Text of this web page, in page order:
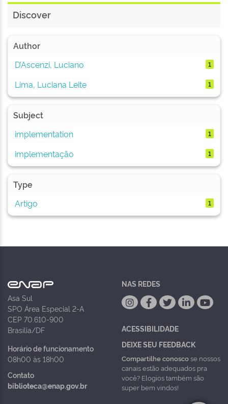
Discover
Author
D’Ascenzi, Luciano
1
Lima, Luciana Leite 1
Subject
implementation
1
implementação 1
Type
Artigo
1
Asa Sul
SPO Área Especial 2-A
CEP 70.610-900
Brasília/DF
Horário de funcionamento
08h00 às 18h00
Contato
biblioteca@enap.gov.br
NAS REDES
ACESSIBILIDADE
DEIXE SEU FEEDBACK
Compartilhe conoscose nossos
canais estão adequados pra
você? Elogios também são
super bem vindos!